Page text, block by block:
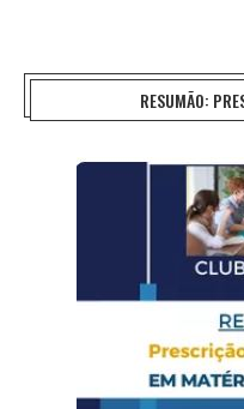
RESUMÃO: